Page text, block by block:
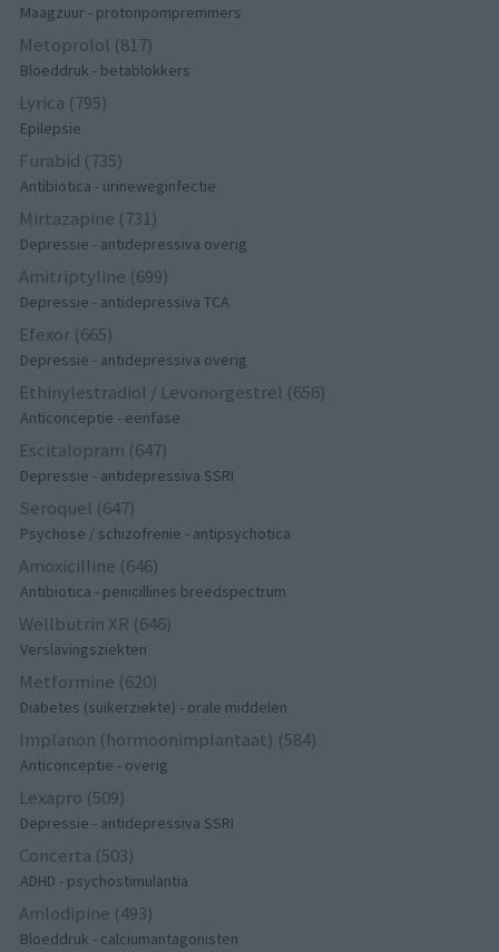
Maagzuur - protonpompremmers
Metoprolol (817)
Bloeddruk - betablokkers
Lyrica (795)
Epilepsie
Furabid (735)
Antibiotica - urineweginfectie
Mirtazapine (731)
Depressie - antidepressiva overig
Amitriptyline (699)
Depressie - antidepressiva TCA
Efexor (665)
Depressie - antidepressiva overig
Ethinylestradiol / Levonorgestrel (656)
Anticonceptie - eenfase
Escitalopram (647)
Depressie - antidepressiva SSRI
Seroquel (647)
Psychose / schizofrenie - antipsychotica
Amoxicilline (646)
Antibiotica - penicillines breedspectrum
Wellbutrin XR (646)
Verslavingsziekten
Metformine (620)
Diabetes (suikerziekte) - orale middelen
Implanon (hormoonimplantaat) (584)
Anticonceptie - overig
Lexapro (509)
Depressie - antidepressiva SSRI
Concerta (503)
ADHD - psychostimulantia
Amlodipine (493)
Bloeddruk - calciumantagonisten